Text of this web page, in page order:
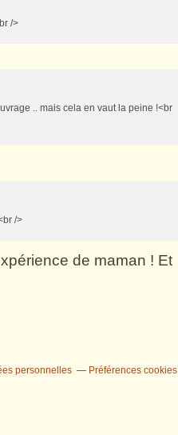
/>
.. mais cela en vaut la peine !<br
/>
de maman ! Et
personnelles Préférences cookies